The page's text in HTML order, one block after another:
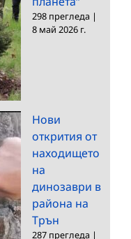
298 прегледа |
8 май 2026 г.
Нови
открития от
находището
на
динозаври в
района на
Трън
287 прегледа |